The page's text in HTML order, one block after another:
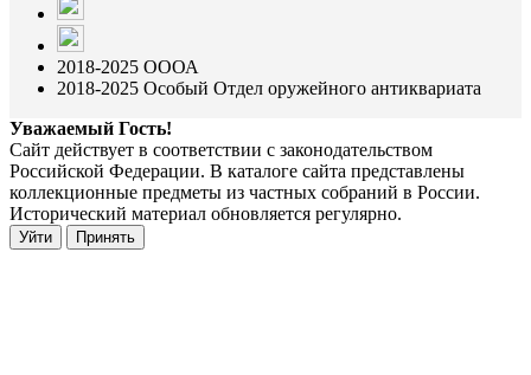
2018-2025 ОООА
2018-2025 Особый Отдел оружейного антиквариата
Уважаемый Гость!
Сайт действует в соответствии с законодательством
Российской Федерации. В каталоге сайта представлены
коллекционные предметы из частных собраний в России.
Исторический материал обновляется регулярно.
Уйти Принять